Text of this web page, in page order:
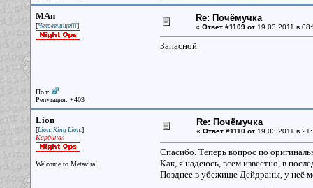
MAn
[Человечище!!!]
Пол:
Репутация: +403
Re: Почёмучка
« Ответ #1109 от19.03.2011 в
Запасной
Lion
[Lion. King Lion.]
Кардинал
Welcome to Metavira!
Re: Почёмучка
« Ответ #1110 от19.03.2011 в
Спасибо. Теперь вопрос по
Как, я надеюсь, всем известно, в
Позднее в убежище Дейдраны, у неё